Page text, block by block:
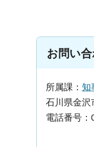
お問い
所属課： 知
石川県金沢
電話番号：